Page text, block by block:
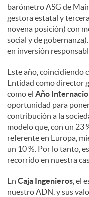
barómetro ASG de
gestora estatal y
novena posición) con
social y de
en inversión
Este año, coincidiendo
Entidad como director
como el Año
oportunidad para
contribución a la
modelo que, con un 23
referente en Europa,
un 10 %. Por lo tanto,
recorrido en nuestra
En Caja Ingenieros , el
nuestro ADN, y sus